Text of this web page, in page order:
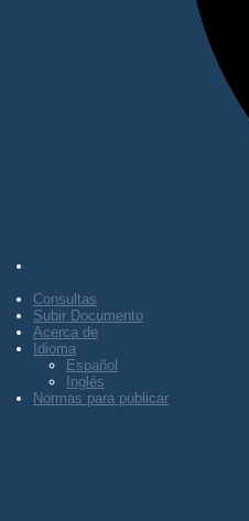
Consultas
Subir Documento
Acerca de
Idioma
Español
Inglés
Normas para publicar